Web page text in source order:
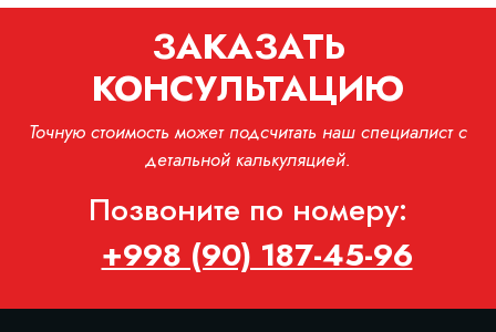
ЗАКАЗАТЬ
КОНСУЛЬТАЦИЮ
Точную стоимость может подсчитать наш специалист с
детальной калькуляцией.
Позвоните по номеру:
+998 (90) 187-45-96